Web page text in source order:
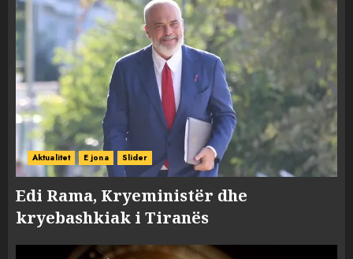
Aktualitet E jona Slider
Edi Rama, Kryeministër dhe
kryebashkiak i Tiranës